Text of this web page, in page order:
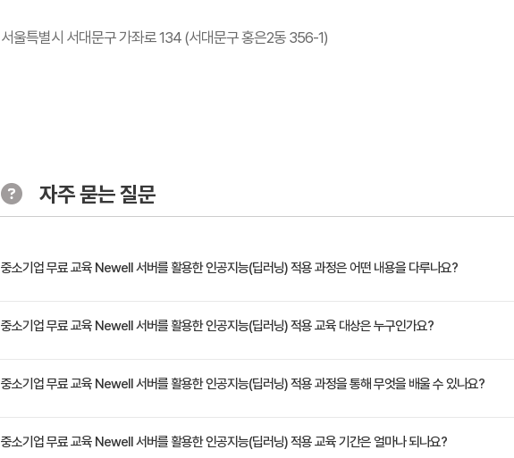
서울특별시 서대문구 가좌로 134 (서대문구 홍은2동 356-1)
자주 묻는 질문
중소기업 무료 교육 Newell 서버를 활용한 인공지능(딥러닝) 적용 과정은 어떤 내용을 다루나요?
최근 알파고를 통해 인공지능 기술이 전 세계인의 이목을 집중시켰던 반면, 인공지능 연구자들은 인공지능 부활에 결
닝의 기본 개념을 학습하는 것을 목표로 합니다. 또한, 머신러닝으로 데이터를 분류하는 모델을 만들어 보는 과정을
중소기업 무료 교육 Newell 서버를 활용한 인공지능(딥러닝) 적용 교육 대상은 누구인가요?
'지역산업맞춤형 인력양성사업 '의 일환으로 진행되는 정부지원 무료교육 중소기업 재직자 대상 교육장소 : 명지전문
중소기업 무료 교육 Newell 서버를 활용한 인공지능(딥러닝) 적용 과정을 통해 무엇을 배울 수 있나요?
머신러닝 기본 및 개념을 배운다. 선형회귀 모델을 기반으로 한 머신러닝 프로세스를 실습한다. 신경망 구성 요소를
중소기업 무료 교육 Newell 서버를 활용한 인공지능(딥러닝) 적용 교육 기간은 얼마나 되나요?